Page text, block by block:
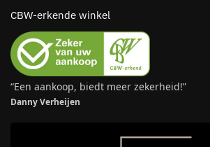
CBW-erkende winkel
“Een aankoop, biedt meer zekerheid!”
Danny Verheijen